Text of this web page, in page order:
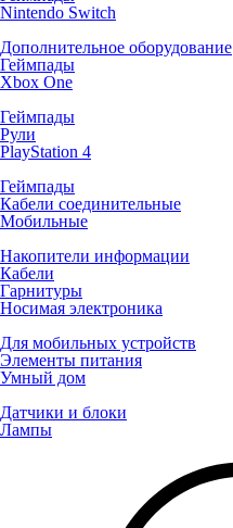
Nintendo Switch
Дополнительное оборудование
Геймпады
Xbox One
Геймпады
Рули
PlayStation 4
Геймпады
Кабели соединительные
Мобильные
Накопители информации
Кабели
Гарнитуры
Носимая электроника
Для мобильных устройств
Элементы питания
Умный дом
Датчики и блоки
Лампы